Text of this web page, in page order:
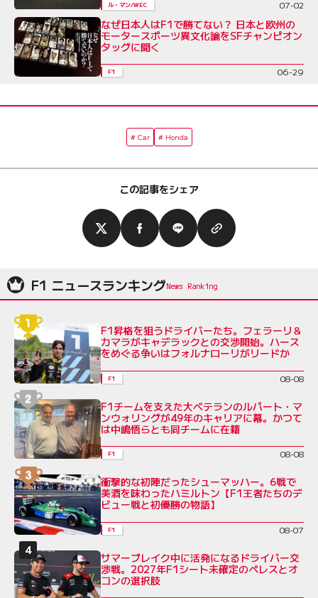
ル・マン/WEC 07-02
なぜ日本人はF1で勝てない？ 日本と欧州の
モータースポーツ異文化論をSFチャンピオン
タッグに聞く
F1 06-29
Car Honda
この記事をシェア
F1 ニュースランキング
F1昇格を狙うドライバーたち。フェラーリ＆
カマラがキャデラックとの交渉開始。ハース
をめぐる争いはフォルナローリがリードか
F1 08-08
F1チームを支えた大ベテランのルパート・マ
ンウォリングが49年のキャリアに幕。かつて
は中嶋悟らとも同チームに在籍
F1 08-08
衝撃的な初陣だったシューマッハー。6戦で
美酒を味わったハミルトン【F1王者たちのデ
ビュー戦と初優勝の物語】
F1 08-07
サマーブレイク中に活発になるドライバー交
渉戦。2027年F1シート未確定のペレスとオ
コンの選択肢